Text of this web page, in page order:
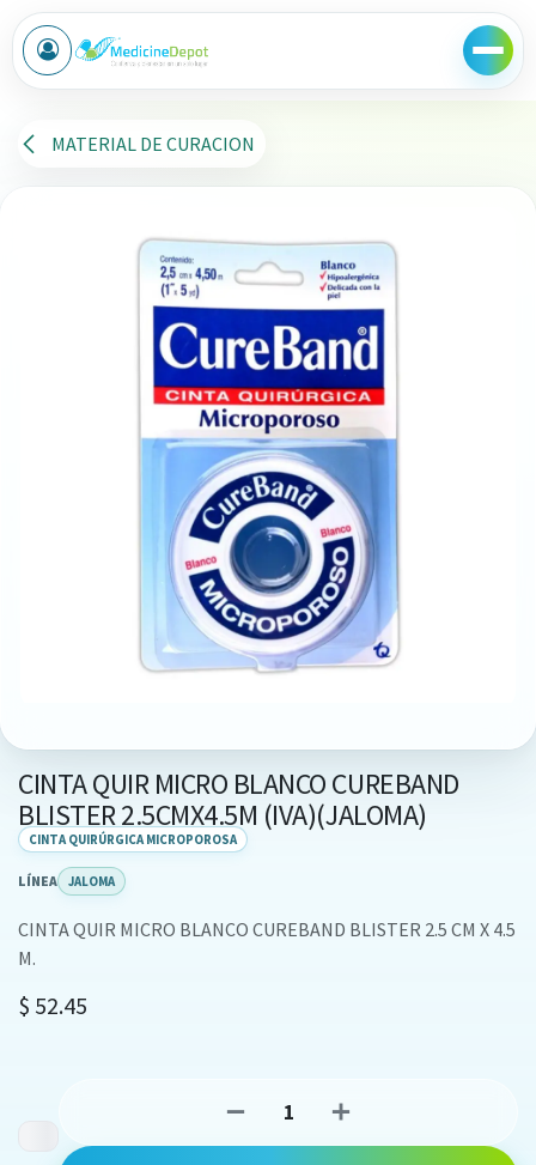
Ir al contenido
MATERIAL DE CURACION
CINTA QUIR MICRO BLANCO CUREBAND
BLISTER 2.5CMX4.5M (IVA)(JALOMA)
CINTA QUIRÚRGICA MICROPOROSA
LÍNEA JALOMA
CINTA QUIR MICRO BLANCO CUREBAND BLISTER 2.5 CM X 4.5
M.
$ 52.45